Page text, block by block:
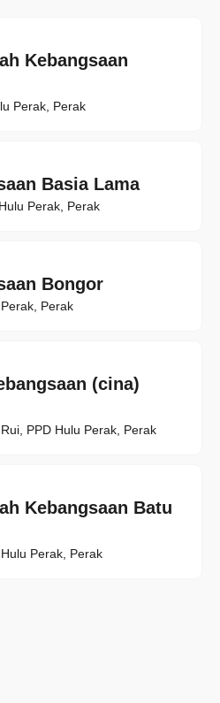
Kebangsaan
Perak, Perak
Basia Lama
Perak, Perak
Bongor
Perak
(cina)
PPD Hulu Perak, Perak
Kebangsaan Batu
Perak, Perak